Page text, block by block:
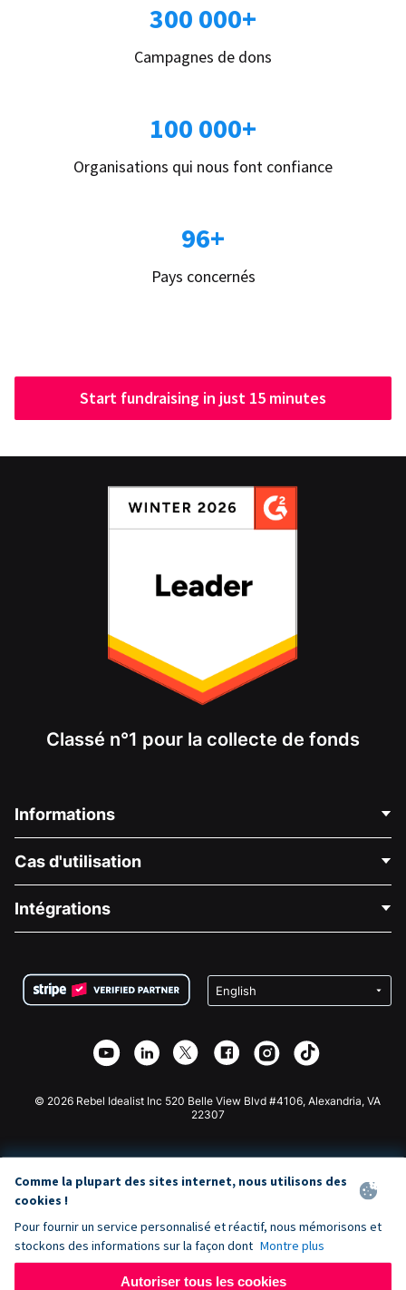
300 000+
Campagnes de dons
100 000+
Organisations qui nous font confiance
96+
Pays concernés
Start fundraising in just 15 minutes
Classé n°1 pour la collecte de fonds
Informations
À propos de nous
Carrières
Confidentialité
Partenariat d'affiliation
Bibliothèque
Cas d'utilisation
Collecte de fonds médicale
Collecte de fonds caritative
Intégrations
Plugin de don Wix
Application de don Webflow
Don Joomla
© 2026 Rebel Idealist Inc 520 Belle View Blvd #4106, Alexandria, VA
22307
Comme la plupart des sites internet, nous utilisons des
cookies !
Pour fournir un service personnalisé et réactif, nous mémorisons et
stockons des informations sur la façon dont Montre plus
Autoriser tous les cookies